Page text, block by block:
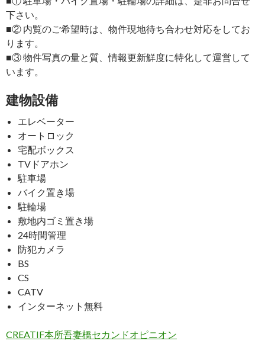
下さい。
■② 内覧のご希望時は、物件現地待ち合わせ対応をしてお
ります。
■③ 物件写真の量と質、情報更新鮮度に特化して運営して
います。
建物設備
エレベーター
オートロック
宅配ボックス
TVドアホン
駐車場
バイク置き場
駐輪場
敷地内ゴミ置き場
24時間管理
防犯カメラ
BS
CS
CATV
インターネット無料
CREATIF本所吾妻橋セカンドオピニオン